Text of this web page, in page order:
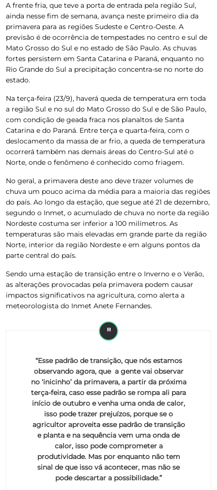
A frente fria, que teve a porta de entrada pela região Sul,
ainda nesse fim de semana, avança neste primeiro dia da
primavera para as regiões Sudeste e Centro-Oeste. A
previsão é de ocorrência de tempestades no centro e sul de
Mato Grosso do Sul e no estado de São Paulo. As chuvas
fortes persistem em Santa Catarina e Paraná, enquanto no
Rio Grande do Sul a precipitação concentra-se no norte do
estado.
Na terça-feira (23/9), haverá queda de temperatura em toda
a região Sul e no sul do Mato Grosso do Sul e de São Paulo,
com condição de geada fraca nos planaltos de Santa
Catarina e do Paraná. Entre terça e quarta-feira, com o
deslocamento da massa de ar frio, a queda de temperatura
ocorrerá também nas demais áreas do Centro-Sul até o
Norte, onde o fenômeno é conhecido como friagem.
No geral, a primavera deste ano deve trazer volumes de
chuva um pouco acima da média para a maioria das regiões
do país. Ao longo da estação, que segue até 21 de dezembro,
segundo o Inmet, o acumulado de chuva no norte da região
Nordeste costuma ser inferior a 100 milímetros. As
temperaturas são mais elevadas em grande parte da região
Norte, interior da região Nordeste e em alguns pontos da
parte central do país.
Sendo uma estação de transição entre o Inverno e o Verão,
as alterações provocadas pela primavera podem causar
impactos significativos na agricultura, como alerta a
meteorologista do Inmet Anete Fernandes.
“Esse padrão de transição, que nós estamos
observando agora, que a gente vai observar
no ‘inicinho’ da primavera, a partir da próxima
terça-feira, caso esse padrão se rompa ali para
início de outubro e venha uma onda de calor,
isso pode trazer prejuízos, porque se o
agricultor aproveita esse padrão de transição
e planta e na sequência vem uma onda de
calor, isso pode comprometer a
produtividade. Mas por enquanto não tem
sinal de que isso vá acontecer, mas não se
pode descartar a possibilidade.”